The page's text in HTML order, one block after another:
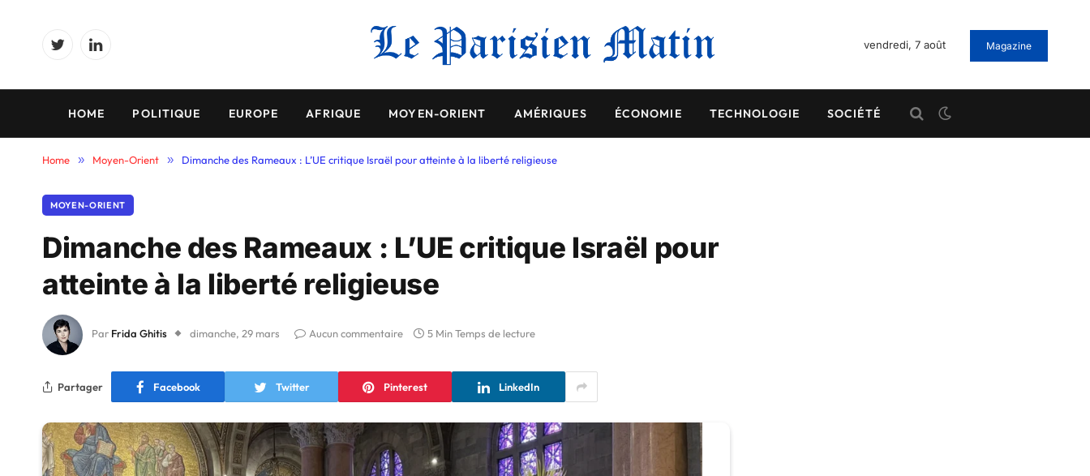
TwitterLinkedIn
vendredi, 7 août Magazine
HOME POLITIQUE EUROPE AFRIQUE MOYEN-ORIENT AMÉRIQUES ÉCONOMIE TECHNOLOGIE SOCIÉTÉ
Home » Moyen-Orient » Dimanche des Rameaux : L’UE critique Israël pour atteinte à la liberté religieuse
MOYEN-ORIENT
Dimanche des Rameaux : L’UE critique Israël pour
atteinte à la liberté religieuse
Par Frida Ghitis dimanche, 29 mars Aucun commentaire 5 Min Temps de lecture
Partager Facebook Twitter Pinterest LinkedIn